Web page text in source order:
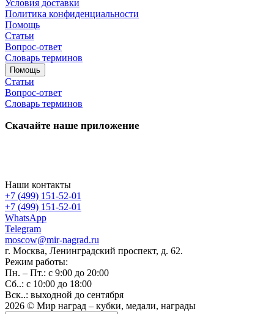
Условия доставки
Политика конфиденциальности
Помощь
Статьи
Вопрос-ответ
Словарь терминов
Помощь
Статьи
Вопрос-ответ
Словарь терминов
Скачайте наше приложение
Наши контакты
+7 (499) 151-52-01
+7 (499) 151-52-01
WhatsApp
Telegram
moscow@mir-nagrad.ru
г. Москва, Ленинградский проспект, д. 62.
Режим работы:
Пн. – Пт.: с 9:00 до 20:00
Сб..: с 10:00 до 18:00
Вск..: выходной до сентября
2026 © Мир наград – кубки, медали, награды